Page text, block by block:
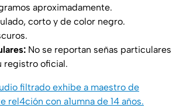
aproximadamente.
corto y de color negro.
No se reportan señas particulares
registro oficial.
filtrado exhibe a maestro de
rel4ción con a1umna de 14 años.